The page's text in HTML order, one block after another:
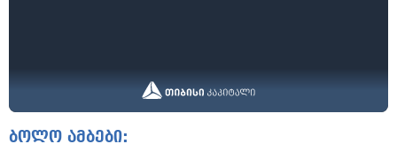
ბოლო ამბები: